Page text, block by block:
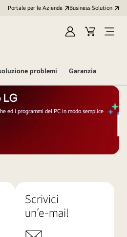
Portale per le Aziende Business Solution
AccediCart
Open
problemi Garanzia
ed i programmi del PC in modo semplice
Scrivici
un’e-mail